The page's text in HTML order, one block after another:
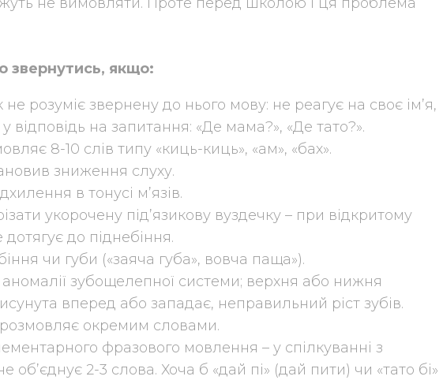
звернутись, якщо:
розуміє звернену до нього мову: не реагує на своє ім’я,
відповідь на запитання: «Де мама?», «Де тато?».
8-10 слів типу «киць-киць», «ам», «бах».
зниження слуху.
в тонусі м’язів.
укорочену під’язикову вуздечку – при відкритому
дотягує до піднебіння.
чи губи («заяча губа», вовча паща»).
зубощелепної системи; верхня або нижня
вперед або западає, неправильний ріст зубів.
окремим словами.
фразового мовлення – у спілкуванні з
2-3 слова. Хоча б «дай пі» (дай пити) чи «тато бі»